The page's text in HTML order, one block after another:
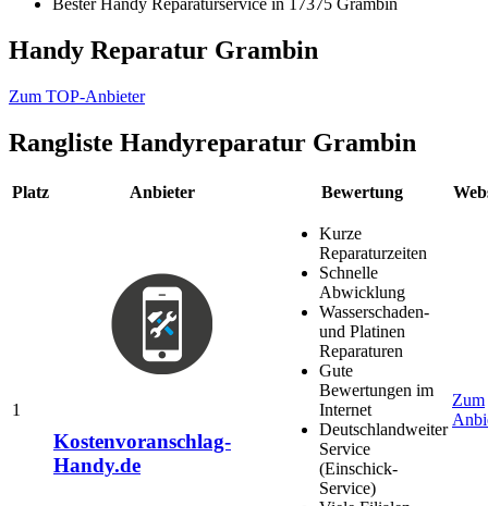
Bester Handy Reparaturservice in 17375 Grambin
Handy Reparatur Grambin
Zum TOP-Anbieter
Rangliste Handyreparatur Grambin
Platz Anbieter Bewertung
1
Kostenvoranschlag-
Handy.de
Kurze
Reparaturzeiten
Schnelle
Abwicklung
Wasserschaden-
und Platinen
Reparaturen
Gute
Bewertungen im
Internet
Deutschlandweiter
Service
(Einschick-
Service)
Zum